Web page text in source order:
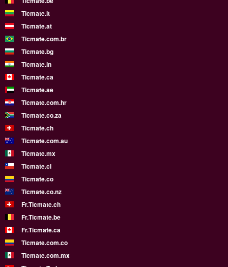
Ticmate.lt
Ticmate.at
Ticmate.com.br
Ticmate.bg
Ticmate.in
Ticmate.ca
Ticmate.ae
Ticmate.com.hr
Ticmate.co.za
Ticmate.ch
Ticmate.com.au
Ticmate.mx
Ticmate.cl
Ticmate.co
Ticmate.co.nz
Fr.Ticmate.ch
Fr.Ticmate.be
Fr.Ticmate.ca
Ticmate.com.co
Ticmate.com.mx